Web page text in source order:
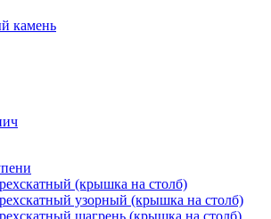
камень
(крышка на столб)
узорный (крышка на столб)
шагрень (крышка на столб)